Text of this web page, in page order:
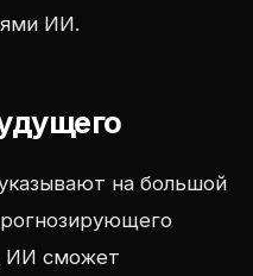
ИИ.
на большой
ИИ сможет